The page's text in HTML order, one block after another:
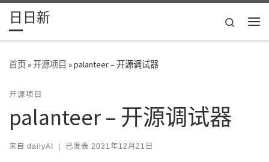
Skip to content
日日新
Search
首页»开源项目 »palanteer – 开源调试器
开源项目
palanteer – 开源调试器
来自 dailyAI | 已发表 2021年12月21日